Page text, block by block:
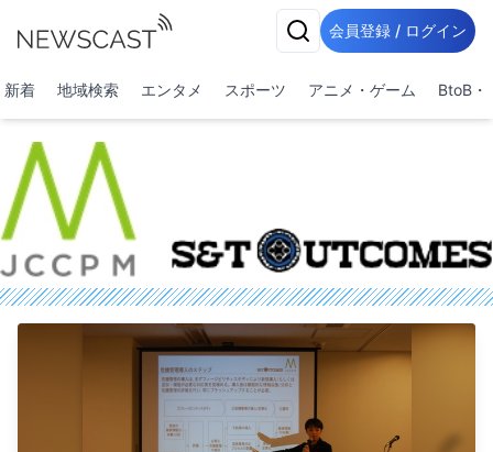
会員登録 / ログイン
新着 地域検索 エンタメ スポーツ アニメ・ゲーム BtoB・